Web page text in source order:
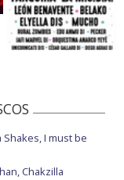
Shakes, I must be
Chakzilla